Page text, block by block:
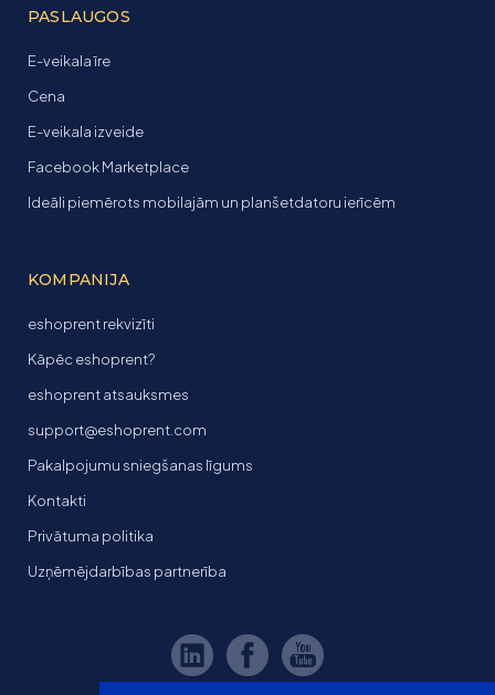
PASLAUGOS
E-veikala īre
Cena
E-veikala izveide
Facebook Marketplace
Ideāli piemērots mobilajām un planšetdatoru ierīcēm
KOMPANIJA
eshoprent rekvizīti
Kāpēc eshoprent?
eshoprent atsauksmes
support@eshoprent.com
Pakalpojumu sniegšanas līgums
Kontakti
Privātuma politika
Uzņēmējdarbības partnerība